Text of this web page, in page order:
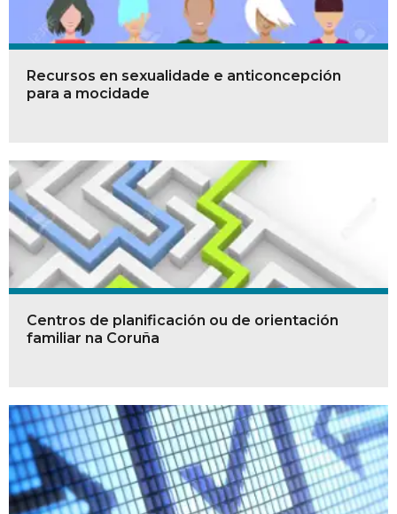
Recursos en sexualidade e anticoncepción
para a mocidade
Centros de planificación ou de orientación
familiar na Coruña